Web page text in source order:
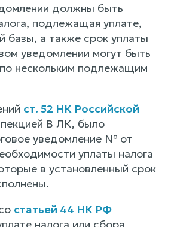
должны быть
подлежащая уплате,
базы, а также срок уплаты
уведомлении могут быть
нескольким подлежащим
ст. 52 НК Российской
В ЛК, было
уведомление № от
уплаты налога
в установленный срок
статьей 44 НК РФ
налога или сбора